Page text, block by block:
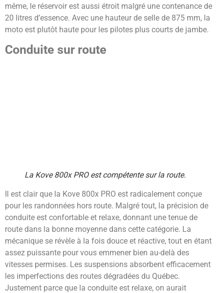
même, le réservoir est aussi étroit malgré une contenance de
20 litres d’essence. Avec une hauteur de selle de 875 mm, la
moto est plutôt haute pour les pilotes plus courts de jambe.
Conduite sur route
La Kove 800x PRO est compétente sur la route.
Il est clair que la Kove 800x PRO est radicalement conçue
pour les randonnées hors route. Malgré tout, la précision de
conduite est confortable et relaxe, donnant une tenue de
route dans la bonne moyenne dans cette catégorie. La
mécanique se révèle à la fois douce et réactive, tout en étant
assez puissante pour vous emmener bien au-delà des
vitesses permises. Les suspensions absorbent efficacement
les imperfections des routes dégradées du Québec.
Justement parce que la conduite est relaxe, on aurait